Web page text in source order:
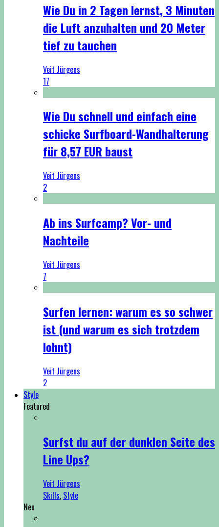
Wie Du in 2 Tagen lernst, 3 Minuten
die Luft anzuhalten und 20 Meter
tief zu tauchen
Veit Jürgens
17
Wie Du schnell und einfach eine
schicke Surfboard-Wandhalterung
für 8,57 EUR baust
Veit Jürgens
2
Ab ins Surfcamp? Vor- und
Nachteile
Veit Jürgens
7
Surfen lernen: warum es so schwer
ist (und warum es sich trotzdem
lohnt)
Veit Jürgens
2
Style
Featured
Surfst du auf der dunklen Seite des
Line Ups?
Veit Jürgens
Skills, Style
Neu